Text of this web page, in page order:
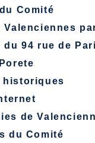
Comité
Valenciennes
du 94 rue de
historiques
de
du Comité